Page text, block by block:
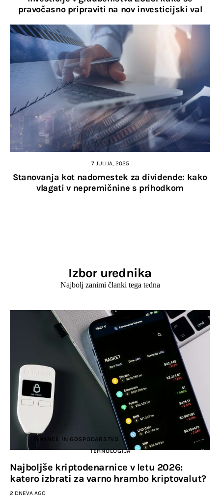
pravočasno pripraviti na nov investicijski val
7 JULIJA, 2025
Stanovanja kot nadomestek za dividende: kako
vlagati v nepremičnine s prihodkom
Izbor urednika
Najbolj zanimi članki tega tedna
FINANCE IN GOSPODARSTVO
IZPOSTAVLJENO
TEHNOLOGIJA
Najboljše kriptodenarnice v letu 2026:
katero izbrati za varno hrambo kriptovalut?
2 DNEVA AGO